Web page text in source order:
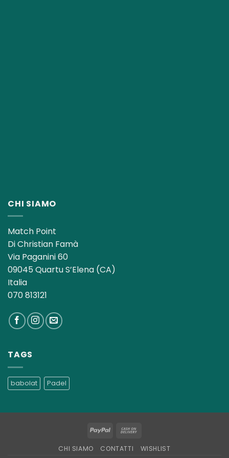
CHI SIAMO
Match Point
Di Christian Famà
Via Paganini 60
09045 Quartu S’Elena (CA)
Italia
070 813121
TAGS
babolat Padel
PayPal
Delivery
CHI SIAMO CONTATTI WISHLIST